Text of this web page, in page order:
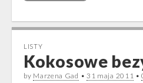
LISTY
Kokosowe
by Marzena Gad • 31 maja 2011 •